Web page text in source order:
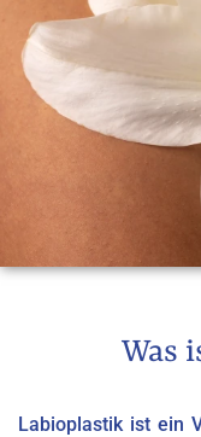
Was
Labioplastik ist ein